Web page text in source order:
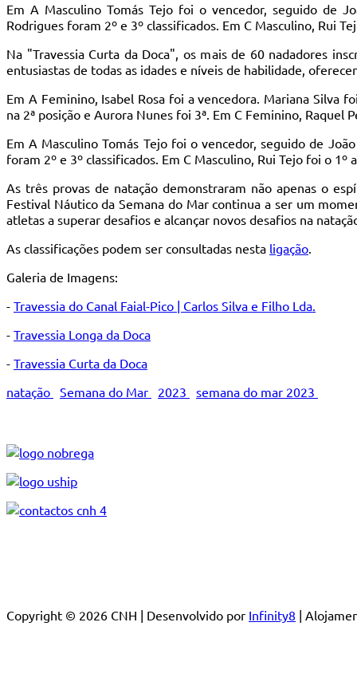
Em A Masculino Tomás Tejo foi o vencedor, seguido de
Rodrigues foram 2º e 3º classificados. Em C Masculino, Rui
Na "Travessia Curta da Doca", os mais de 60 nadadores
entusiastas de todas as idades e níveis de habilidade,
Em A Feminino, Isabel Rosa foi a vencedora. Mariana Silva
na 2ª posição e Aurora Nunes foi 3ª. Em C Feminino, Raquel
Em A Masculino Tomás Tejo foi o vencedor, seguido de
foram 2º e 3º classificados. Em C Masculino, Rui Tejo foi o
As três provas de natação demonstraram não apenas o
Festival Náutico da Semana do Mar continua a ser um
atletas a superar desafios e alcançar novos desafios na
As classificações podem ser consultadas nesta ligação.
Galeria de Imagens:
- Travessia do Canal Faial-Pico | Carlos Silva e Filho Lda.
- Travessia Longa da Doca
- Travessia Curta da Doca
natação Semana do Mar 2023 semana do mar 2023
Copyright © 2026 CNH | Desenvolvido por Infinity8 |